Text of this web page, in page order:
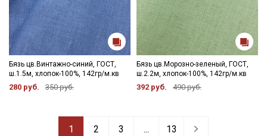
Бязь цв.Винтажно-синий, ГОСТ,
ш.1.5м, хлопок-100%, 142гр/м.кв
280 руб. 350 руб.
Бязь цв.Морозно-зеленый, ГОСТ,
ш.2.2м, хлопок-100%, 142гр/м.кв
392 руб. 490 руб.
1 2 3 ... 13